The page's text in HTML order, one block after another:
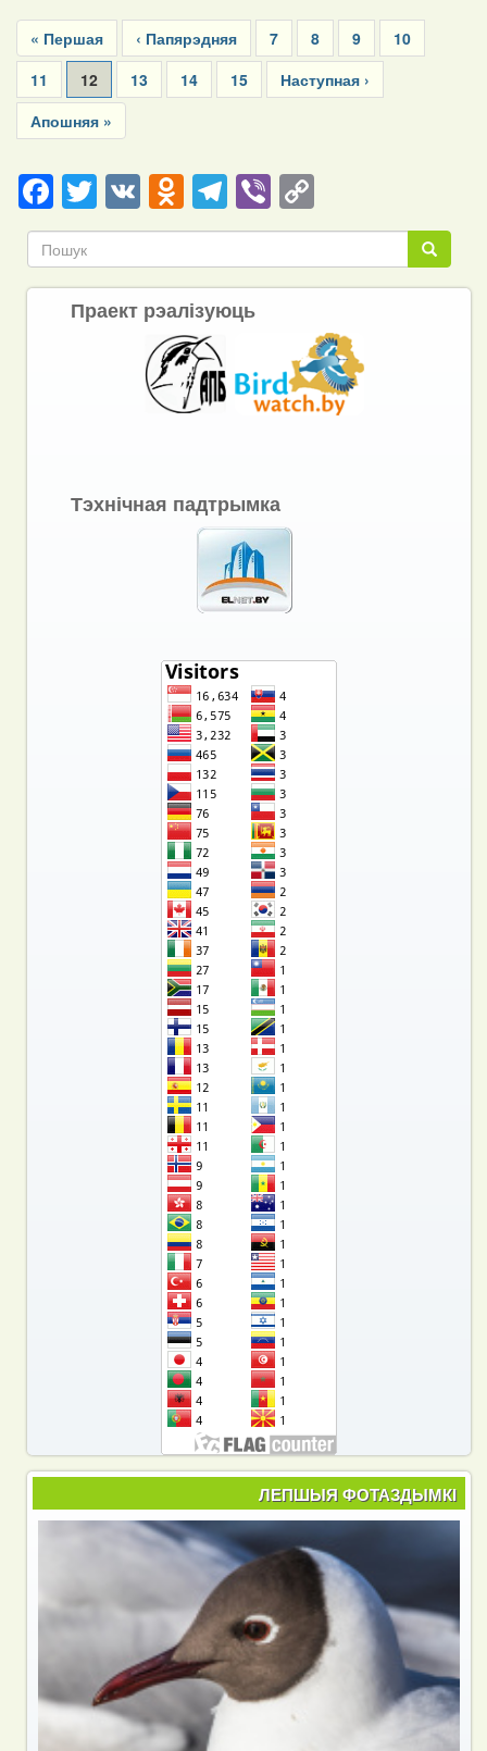
Pagination
First
page
« Першая
Previous
page
‹ Папярэдняя Page
7 Page
8 Page
9 Page
10
Page
11
Current
page
12 Page
13 Page
14 Page
15
Next
page
Наступная ›
Last
page
Апошняя »
Facebook
Twitter
VKOdnoklassniki
Telegram
ViberCopy
Link Пошук
Пошук
Праект рэалізуюць
Тэхнічная падтрымка
ЛЕПШЫЯ ФОТАЗДЫМКІ